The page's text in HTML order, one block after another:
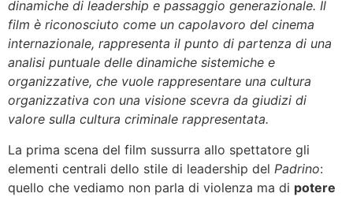
dinamiche di leadership e passaggio generazionale. Il
film è riconosciuto come un capolavoro del cinema
internazionale, rappresenta il punto di partenza di una
analisi puntuale delle dinamiche sistemiche e
organizzative, che vuole rappresentare una cultura
organizzativa con una visione scevra da giudizi di
valore sulla cultura criminale rappresentata.
La prima scena del film sussurra allo spettatore gli
elementi centrali dello stile di leadership del Padrino:
quello che vediamo non parla di violenza ma di potere